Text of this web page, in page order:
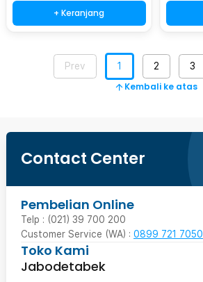
+ Keranjang
Prev 1 2 3
Kembali ke atas
Contact Center
Pembelian Online
Telp : (021) 39 700 200
Customer Service (WA) : 0899 721 7050
Toko Kami
Jabodetabek